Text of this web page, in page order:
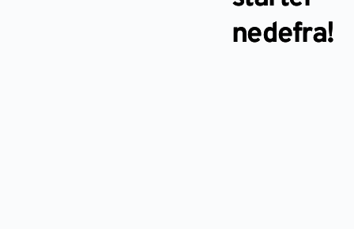
nedefra!